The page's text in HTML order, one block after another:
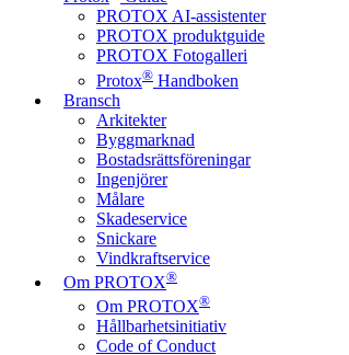
PROTOX AI-assistenter
PROTOX produktguide
PROTOX Fotogalleri
Protox® Handboken
Bransch
Arkitekter
Byggmarknad
Bostadsrättsföreningar
Ingenjörer
Målare
Skadeservice
Snickare
Vindkraftservice
Om PROTOX®
Om PROTOX®
Hållbarhetsinitiativ
Code of Conduct